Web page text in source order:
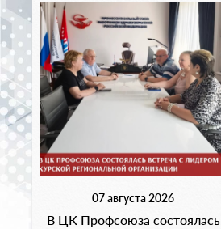
07 августа 2026
В ЦК Профсоюза состоялась